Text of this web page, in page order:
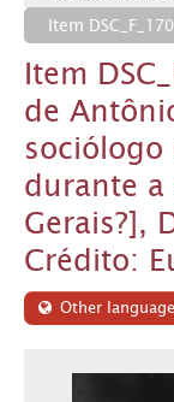
Item DSC_F_1700_0001 - Retrato de
Item
de
durante
Gerais?],
Crédito:
Other